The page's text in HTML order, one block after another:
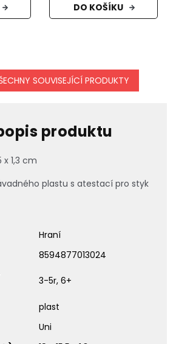
DO KOŠÍKU
SOUVISEJÍCÍ PRODUKTY
produktu
x 1,3 cm
plastu s atestací pro styk
Hraní
8594877013024
3-5r, 6+
plast
Uni